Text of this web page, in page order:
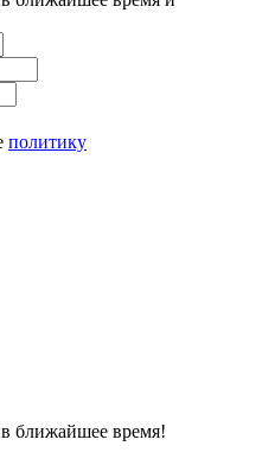
политику
ближайшее время!